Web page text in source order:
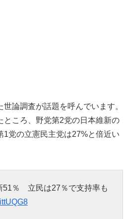
論調査が話題を呼んでいます。
ところ、野党第2党の日本維新の
1党の立憲民主党は27%と倍近い
51％ 立民は27％で支持率も